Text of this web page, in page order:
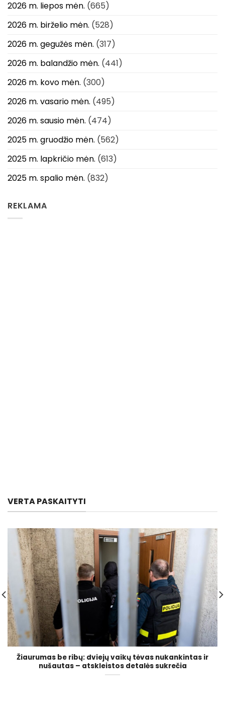
2026 m. liepos mėn. (665)
2026 m. birželio mėn. (528)
2026 m. gegužės mėn. (317)
2026 m. balandžio mėn. (441)
2026 m. kovo mėn. (300)
2026 m. vasario mėn. (495)
2026 m. sausio mėn. (474)
2025 m. gruodžio mėn. (562)
2025 m. lapkričio mėn. (613)
2025 m. spalio mėn. (832)
REKLAMA
VERTA PASKAITYTI
Žiaurumas be ribų: dviejų vaikų tėvas nukankintas ir
nušautas – atskleistos detalės sukrečia